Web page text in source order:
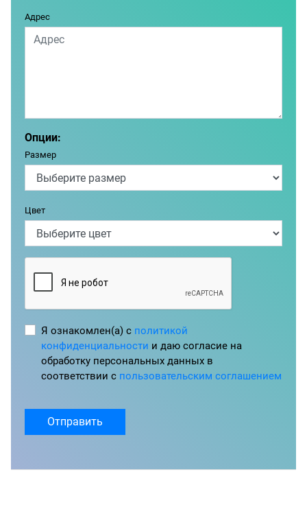
Адрес
Опции:
Размер
Цвет
Я ознакомлен(а) с политикой
конфиденциальности и даю согласие на
обработку персональных данных в
соответствии с пользовательским соглашением
Отправить